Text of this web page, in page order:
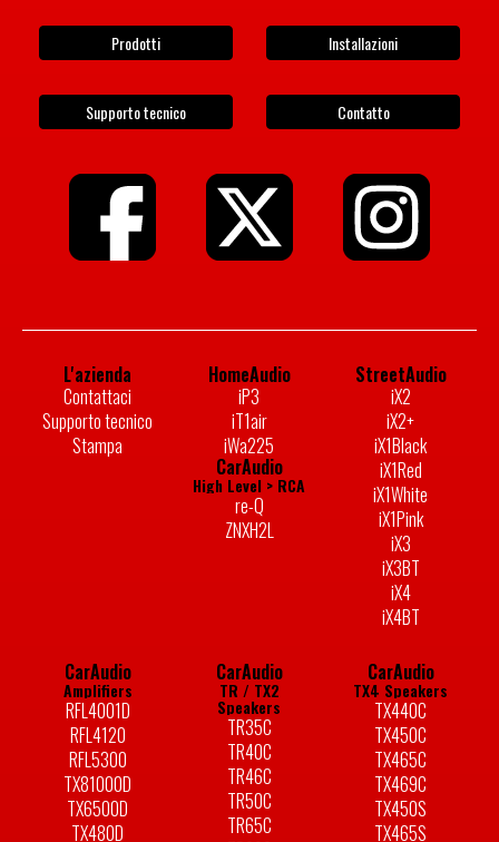
Prodotti Installazioni
Supporto tecnico Contatto
L'azienda
Contattaci
Supporto tecnico
Stampa
HomeAudio
iP3
iT1air
iWa225
CarAudio
High Level > RCA
re-Q
ZNXH2L
StreetAudio
iX2
iX2+
iX1Black
iX1Red
iX1White
iX1Pink
iX3
iX3BT
iX4
iX4BT
CarAudio
Amplifiers
RFL4001D
RFL4120
RFL5300
TX81000D
TX6500D
TX480D
CarAudio
TR / TX2
Speakers
TR35C
TR40C
TR46C
TR50C
TR65C
CarAudio
TX4 Speakers
TX440C
TX450C
TX465C
TX469C
TX450S
TX465S